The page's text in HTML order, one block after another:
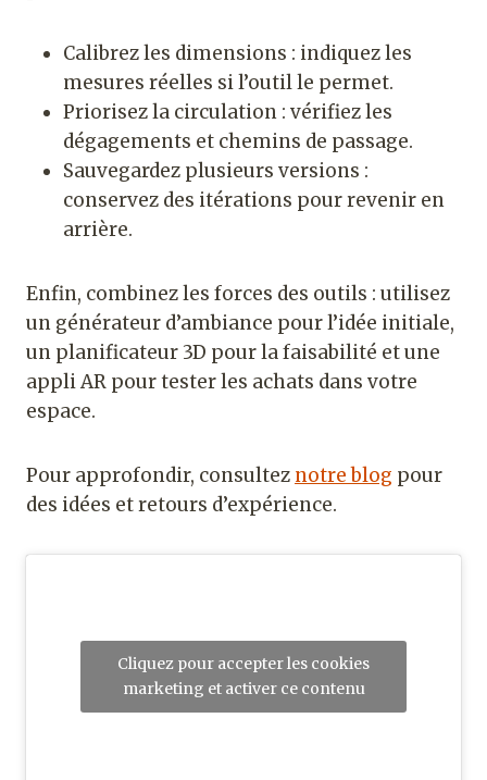
Calibrez les dimensions : indiquez les
mesures réelles si l’outil le permet.
Priorisez la circulation : vérifiez les
dégagements et chemins de passage.
Sauvegardez plusieurs versions :
conservez des itérations pour revenir en
arrière.
Enfin, combinez les forces des outils : utilisez
un générateur d’ambiance pour l’idée initiale,
un planificateur 3D pour la faisabilité et une
appli AR pour tester les achats dans votre
espace.
Pour approfondir, consultez notre blog pour
des idées et retours d’expérience.
Cliquez pour accepter les cookies
marketing et activer ce contenu